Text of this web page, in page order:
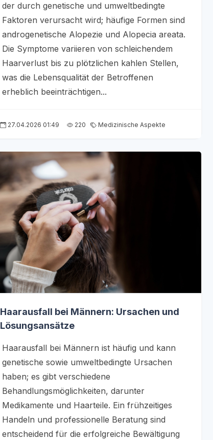
der durch genetische und umweltbedingte
Faktoren verursacht wird; häufige Formen sind
androgenetische Alopezie und Alopecia areata.
Die Symptome variieren von schleichendem
Haarverlust bis zu plötzlichen kahlen Stellen,
was die Lebensqualität der Betroffenen
erheblich beeinträchtigen...
27.04.2026 01:49 220 Medizinische Aspekte
Haarausfall bei Männern: Ursachen und
Lösungsansätze
Haarausfall bei Männern ist häufig und kann
genetische sowie umweltbedingte Ursachen
haben; es gibt verschiedene
Behandlungsmöglichkeiten, darunter
Medikamente und Haarteile. Ein frühzeitiges
Handeln und professionelle Beratung sind
entscheidend für die erfolgreiche Bewältigung